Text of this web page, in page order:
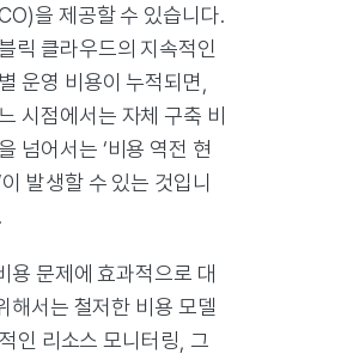
을 제공할 수 있습니다.
릭 클라우드의 지속적인
운영 비용이 누적되면,
시점에서는 자체 구축 비
넘어서는 ‘비용 역전 현
이 발생할 수 있는 것입니
용 문제에 효과적으로 대
해서는 철저한 비용 모델
인 리소스 모니터링, 그